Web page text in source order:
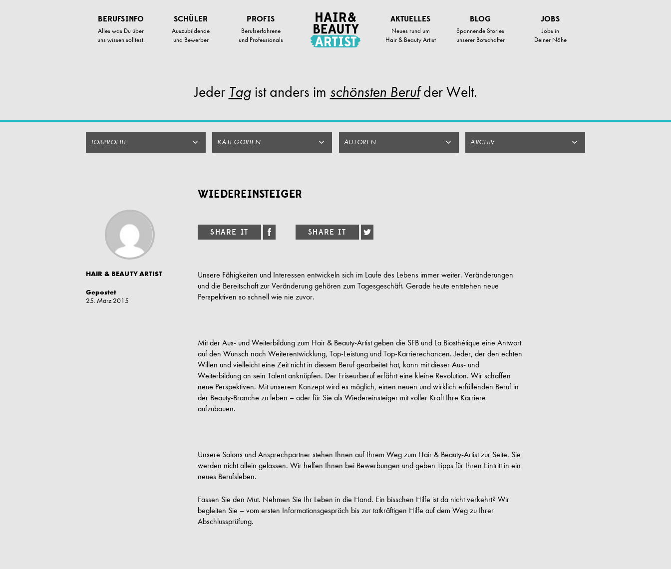
Artikel
Springen
BERUFSINFO
Alles was Du über
uns wissen solltest.
SCHÜLER
Auszubildende
und Bewerber
PROFIS
Berufserfahrene
und Professionals
AKTUELLES
Neues rund um
Hair & Beauty Artist
BLOG
Spannende Stories
unserer Botschafter
JOBS
Jobs in
Deiner Nähe
Jeder Tagist anders im schönsten Berufder Welt.
JOBPROFILE KATEGORIEN AUTOREN ARCHIV
HAIR & BEAUTY ARTIST
Gepostet
25. März 2015
WIEDEREINSTEIGER
Unsere Fähigkeiten und Interessen entwickeln sich im Laufe des Lebens immer weiter. Veränderungen
und die Bereitschaft zur Veränderung gehören zum Tagesgeschäft. Gerade heute entstehen neue
Perspektiven so schnell wie nie zuvor.
Mit der Aus- und Weiterbildung zum Hair & Beauty-Artist geben die SFB und La Biosthétique eine Antwort
auf den Wunsch nach Weiterentwicklung, Top-Leistung und Top-Karrierechancen. Jeder, der den echten
Willen und vielleicht eine Zeit nicht in diesem Beruf gearbeitet hat, kann mit dieser Aus- und
Weiterbildung an sein Talent anknüpfen. Der Friseurberuf erfährt eine kleine Revolution. Wir schaffen
neue Perspektiven. Mit unserem Konzept wird es möglich, einen neuen und wirklich erfüllenden Beruf in
der Beauty-Branche zu leben – oder für Sie als Wiedereinsteiger mit voller Kraft Ihre Karriere
aufzubauen.
Unsere Salons und Ansprechpartner stehen Ihnen auf Ihrem Weg zum Hair & Beauty-Artist zur Seite. Sie
werden nicht allein gelassen. Wir helfen Ihnen bei Bewerbungen und geben Tipps für Ihren Eintritt in ein
neues Berufsleben.
Fassen Sie den Mut. Nehmen Sie Ihr Leben in die Hand. Ein bisschen Hilfe ist da nicht verkehrt? Wir
begleiten Sie – vom ersten Informationsgespräch bis zur tatkräftigen Hilfe auf dem Weg zu Ihrer
Abschlussprüfung.